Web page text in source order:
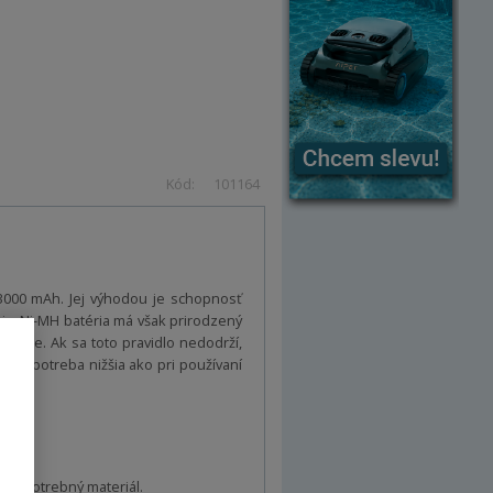
Kód: 101164
mAh. Jej výhodou je schopnosť
Ni-MH batéria má však prirodzený
siete. Ak sa toto pravidlo nedodrží,
spotreba nižšia ako pri používaní
spotrebný materiál.